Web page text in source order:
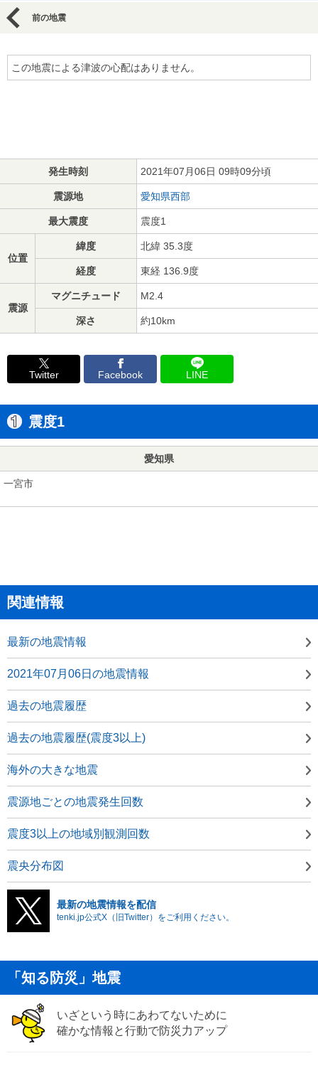
前の地震
この地震による津波の心配はありません。
発生時刻 2021年07月06日 09時09分頃
震源地 愛知県西部
最大震度 震度1
位置
緯度 北緯 35.3度
経度 東経 136.9度
震源
マグニチュード M2.4
深さ 約10km
Twitter Facebook LINE
震度1
愛知県
一宮市
関連情報
最新の地震情報
2021年07月06日の地震情報
過去の地震履歴
過去の地震履歴(震度3以上)
海外の大きな地震
震源地ごとの地震発生回数
震度3以上の地域別観測回数
震央分布図
最新の地震情報を配信
tenki.jp公式X（旧Twitter）をご利用ください。
「知る防災」地震
いざという時にあわてないために
確かな情報と行動で防災力アップ